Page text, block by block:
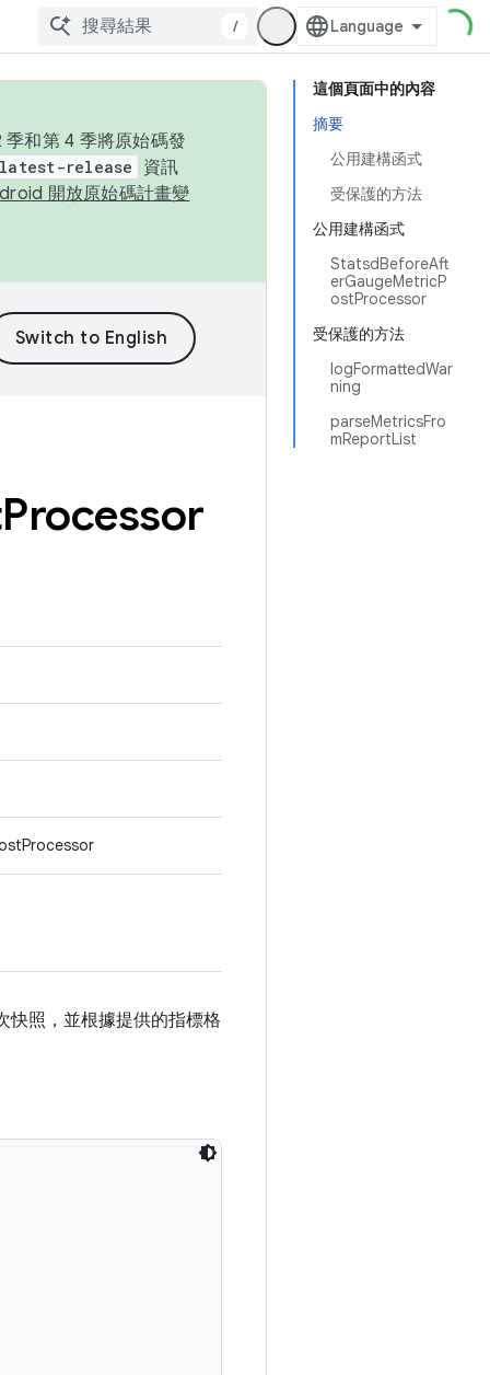
/
這個頁面中的內容
摘要
公用建構函式
受保護的方法
公用建構函式
StatsdBeforeAft
erGaugeMetricP
ostProcessor
受保護的方法
logFormattedWar
ning
parseMetricsFro
mReportList
和第 4 季將原始碼發
release
資訊
開放原始碼計畫變
Processor
快照，並根據提供的指標格